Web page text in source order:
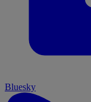
Bluesky